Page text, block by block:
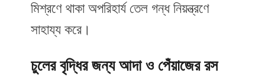
মিশ্রণে থাকা অপরিহার্য তেল গন্ধ নিয়ন্ত্রণে
সাহায্য করে।
চুলের বৃদ্ধির জন্য আদা ও পেঁয়াজের রস